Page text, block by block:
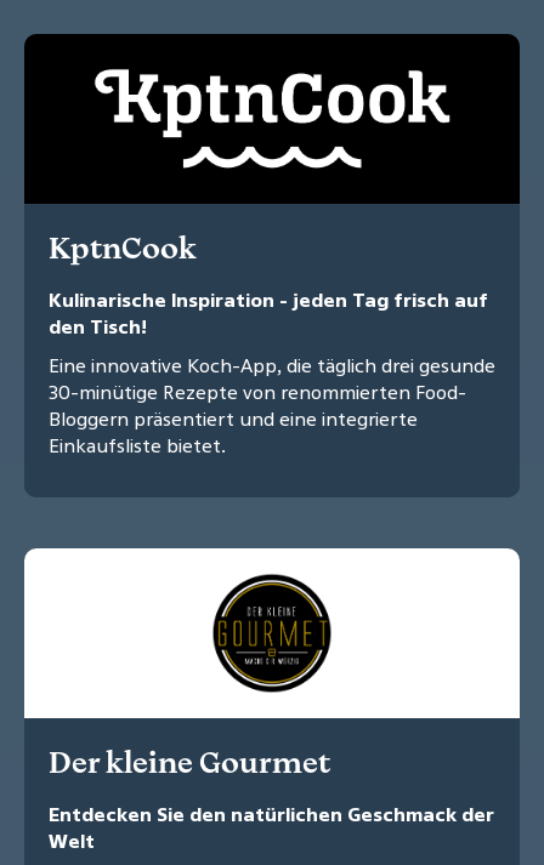
KptnCook
Kulinarische Inspiration - jeden Tag frisch auf
den Tisch!
Eine innovative Koch-App, die täglich drei gesunde
30-minütige Rezepte von renommierten Food-
Bloggern präsentiert und eine integrierte
Einkaufsliste bietet.
Der kleine Gourmet
Entdecken Sie den natürlichen Geschmack der
Welt